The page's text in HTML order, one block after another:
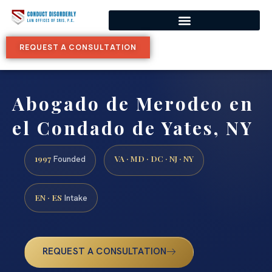
REQUEST A CONSULTATION
Abogado de Merodeo en
el Condado de Yates, NY
1997 Founded VA · MD · DC · NJ · NY
EN · ES Intake
REQUEST A CONSULTATION